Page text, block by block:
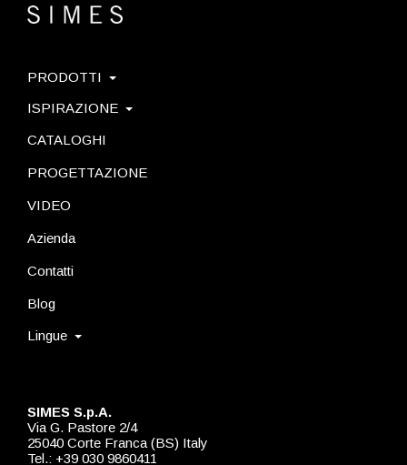
SIMES S.p.A.
Via G. Pastore 2/4
25040 Corte Franca (BS) Italy
Tel.: +39 030 9860411
PRODOTTI
ISPIRAZIONE
CATALOGHI
PROGETTAZIONE
VIDEO
Azienda
Contatti
Blog
Lingue